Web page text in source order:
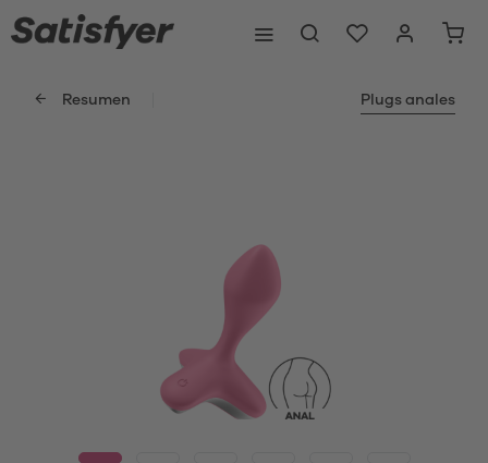
Resumen Plugs anales